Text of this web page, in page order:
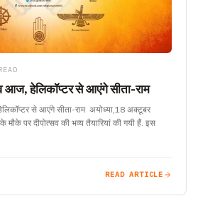
आज, हेलिकॉप्टर से आएंगे सीता-राम
से आएंगे सीता-राम अयोध्या,18 अक्टूबर
के मौके पर दीपोत्सव की भव्य तैयारियां की गयी हैं. इस
READ ARTICLE